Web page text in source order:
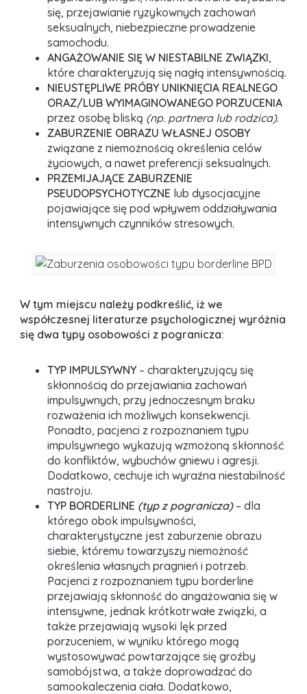
się, przejawianie ryzykownych zachowań
seksualnych, niebezpieczne prowadzenie
samochodu.
ANGAŻOWANIE SIĘ W NIESTABILNE ZWIĄZKI,
które charakteryzują się nagłą intensywnością.
NIEUSTĘPLIWE PRÓBY UNIKNIĘCIA REALNEGO
ORAZ/LUB WYIMAGINOWANEGO PORZUCENIA
przez osobę bliską (np. partnera lub rodzica).
ZABURZENIE OBRAZU WŁASNEJ OSOBY
związane z niemożnością określenia celów
życiowych, a nawet preferencji seksualnych.
PRZEMIJAJĄCE ZABURZENIE
PSEUDOPSYCHOTYCZNE lub dysocjacyjne
pojawiające się pod wpływem oddziaływania
intensywnych czynników stresowych.
W tym miejscu należy podkreślić, iż we
współczesnej literaturze psychologicznej wyróżnia
się dwa typy osobowości z pogranicza:
TYP IMPULSYWNY – charakteryzujący się
skłonnością do przejawiania zachowań
impulsywnych, przy jednoczesnym braku
rozważenia ich możliwych konsekwencji.
Ponadto, pacjenci z rozpoznaniem typu
impulsywnego wykazują wzmożoną skłonność
do konfliktów, wybuchów gniewu i agresji.
Dodatkowo, cechuje ich wyraźna niestabilność
nastroju.
TYP BORDERLINE (typ z pogranicza) – dla
którego obok impulsywności,
charakterystyczne jest zaburzenie obrazu
siebie, któremu towarzyszy niemożność
określenia własnych pragnień i potrzeb.
Pacjenci z rozpoznaniem typu borderline
przejawiają skłonność do angażowania się w
intensywne, jednak krótkotrwałe związki, a
także przejawiają wysoki lęk przed
porzuceniem, w wyniku którego mogą
wystosowywać powtarzające się groźby
samobójstwa, a także doprowadzać do
samookaleczenia ciała. Dodatkowo,